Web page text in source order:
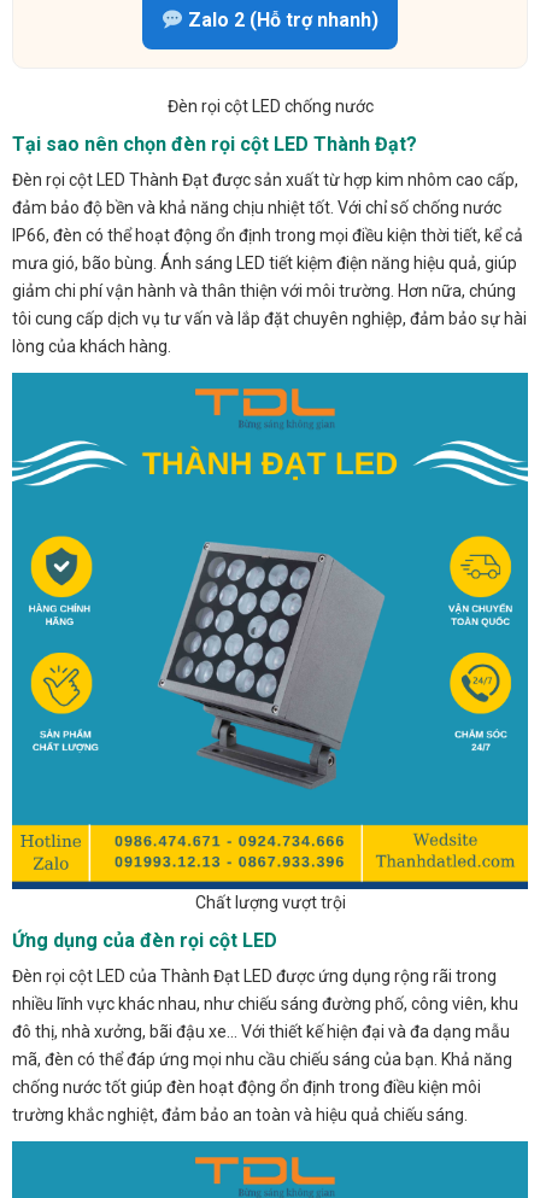
Zalo 2 (Hỗ trợ nhanh)
Đèn rọi cột LED chống nước
Tại sao nên chọn đèn rọi cột LED Thành Đạt?
Đèn rọi cột LED Thành Đạt được sản xuất từ hợp kim nhôm cao cấp,
đảm bảo độ bền và khả năng chịu nhiệt tốt. Với chỉ số chống nước
IP66, đèn có thể hoạt động ổn định trong mọi điều kiện thời tiết, kể cả
mưa gió, bão bùng. Ánh sáng LED tiết kiệm điện năng hiệu quả, giúp
giảm chi phí vận hành và thân thiện với môi trường. Hơn nữa, chúng
tôi cung cấp dịch vụ tư vấn và lắp đặt chuyên nghiệp, đảm bảo sự hài
lòng của khách hàng.
Chất lượng vượt trội
Ứng dụng của đèn rọi cột LED
Đèn rọi cột LED của Thành Đạt LED được ứng dụng rộng rãi trong
nhiều lĩnh vực khác nhau, như chiếu sáng đường phố, công viên, khu
đô thị, nhà xưởng, bãi đậu xe… Với thiết kế hiện đại và đa dạng mẫu
mã, đèn có thể đáp ứng mọi nhu cầu chiếu sáng của bạn. Khả năng
chống nước tốt giúp đèn hoạt động ổn định trong điều kiện môi
trường khắc nghiệt, đảm bảo an toàn và hiệu quả chiếu sáng.